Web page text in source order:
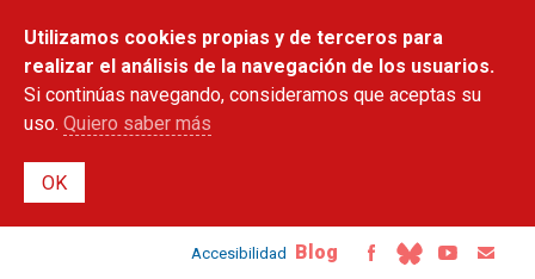
contenido
principal
Utilizamos cookies propias y de terceros para
realizar el análisis de la navegación de los usuarios.
Si continúas navegando, consideramos que aceptas su
uso. Quiero saber más
Accesibilidad Blog